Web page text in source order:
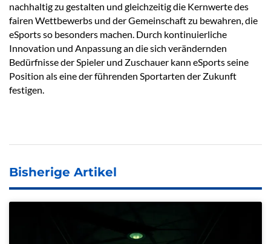
nachhaltig zu gestalten und gleichzeitig die Kernwerte des
fairen Wettbewerbs und der Gemeinschaft zu bewahren, die
eSports so besonders machen. Durch kontinuierliche
Innovation und Anpassung an die sich verändernden
Bedürfnisse der Spieler und Zuschauer kann eSports seine
Position als eine der führenden Sportarten der Zukunft
festigen.
Bisherige Artikel